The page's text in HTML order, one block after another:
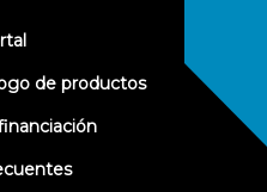
(opens
new
de productos